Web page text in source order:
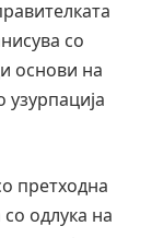
со
основи на
претходна
одлука на